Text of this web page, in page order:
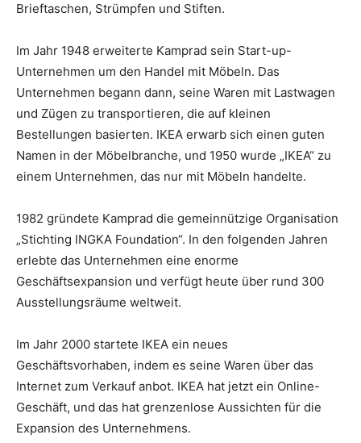
Brieftaschen, Strümpfen und Stiften.
Im Jahr 1948 erweiterte Kamprad sein Start-up-
Unternehmen um den Handel mit Möbeln. Das
Unternehmen begann dann, seine Waren mit Lastwagen
und Zügen zu transportieren, die auf kleinen
Bestellungen basierten. IKEA erwarb sich einen guten
Namen in der Möbelbranche, und 1950 wurde „IKEA“ zu
einem Unternehmen, das nur mit Möbeln handelte.
1982 gründete Kamprad die gemeinnützige Organisation
„Stichting INGKA Foundation“. In den folgenden Jahren
erlebte das Unternehmen eine enorme
Geschäftsexpansion und verfügt heute über rund 300
Ausstellungsräume weltweit.
Im Jahr 2000 startete IKEA ein neues
Geschäftsvorhaben, indem es seine Waren über das
Internet zum Verkauf anbot. IKEA hat jetzt ein Online-
Geschäft, und das hat grenzenlose Aussichten für die
Expansion des Unternehmens.